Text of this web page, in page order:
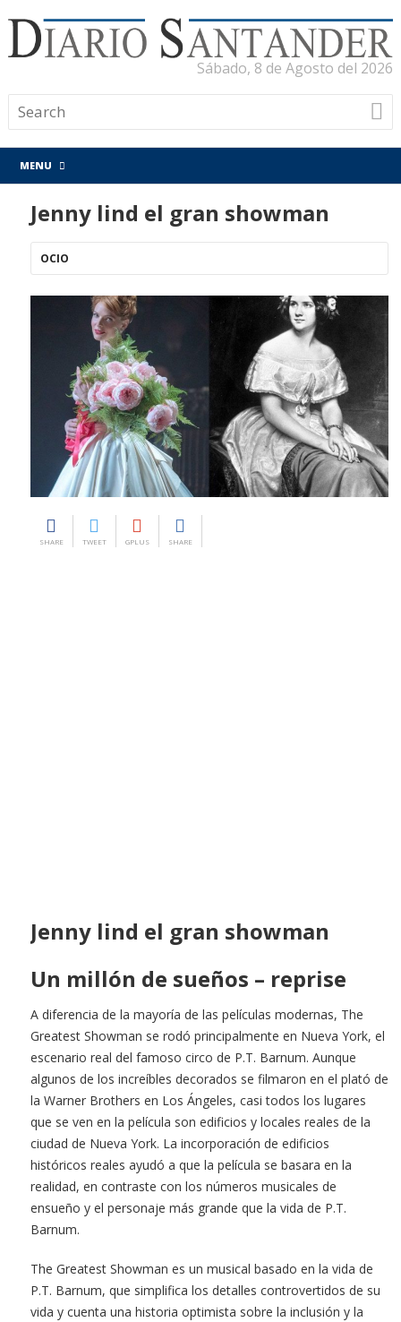
Sábado, 8 de Agosto del 2026
MENU
Jenny lind el gran showman
OCIO
SHARE TWEET GPLUS SHARE
Jenny lind el gran showman
Un millón de sueños – reprise
A diferencia de la mayoría de las películas modernas, The
Greatest Showman se rodó principalmente en Nueva York, el
escenario real del famoso circo de P.T. Barnum. Aunque
algunos de los increíbles decorados se filmaron en el plató de
la Warner Brothers en Los Ángeles, casi todos los lugares
que se ven en la película son edificios y locales reales de la
ciudad de Nueva York. La incorporación de edificios
históricos reales ayudó a que la película se basara en la
realidad, en contraste con los números musicales de
ensueño y el personaje más grande que la vida de P.T.
Barnum.
The Greatest Showman es un musical basado en la vida de
P.T. Barnum, que simplifica los detalles controvertidos de su
vida y cuenta una historia optimista sobre la inclusión y la